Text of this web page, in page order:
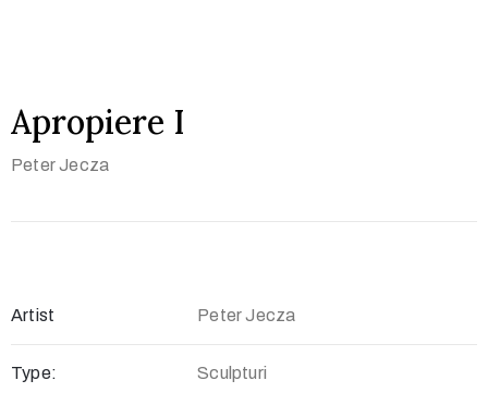
Apropiere I
Peter Jecza
Artist Peter Jecza
Type: Sculpturi